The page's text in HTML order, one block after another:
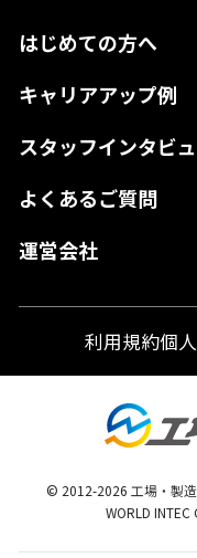
はじめての方へ
キャリアアップ例
スタッフインタビ
よくあるご質問
運営会社
奈良県
和歌山県
島根県
山口県
高知県
徳島県
熊本県
宮崎県
鹿児島県
利用規約個
© 2012-2026 工場・製
WORLD INTEC